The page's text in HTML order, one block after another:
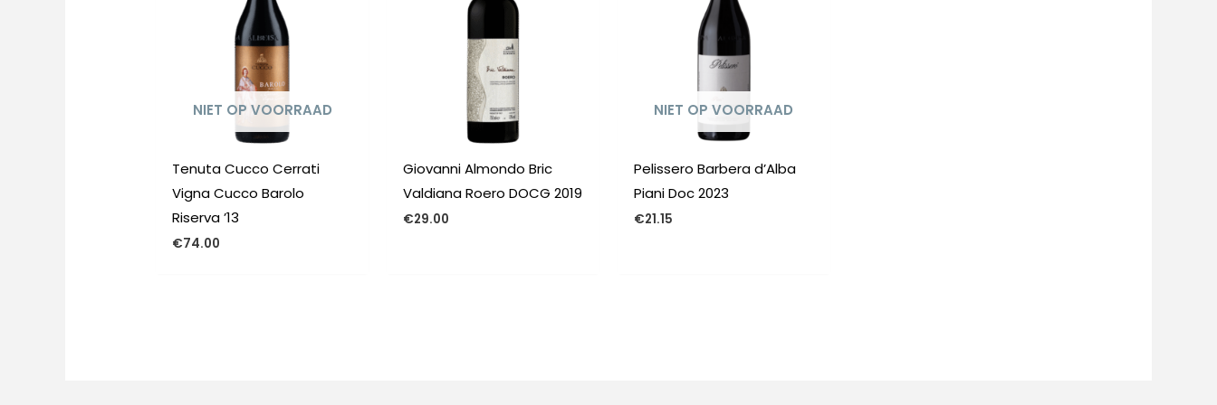
NIET OP VOORRAAD
Tenuta Cucco Cerrati
Vigna Cucco Barolo
Riserva ’13
€74.00
Giovanni Almondo Bric
Valdiana Roero DOCG 2019
€29.00
NIET OP VOORRAAD
Pelissero Barbera d’Alba
Piani Doc 2023
€21.15